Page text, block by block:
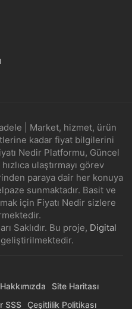
| Market, hizmet, ürün
kadar fiyat bilgilerini
Nedir Platformu, Güncel
ulaştırmayı görev
paraya dair her konuya
sunmaktadır. Basit ve
için Fiyatı Nedir sizlere
Saklıdır. Bu proje, Digital
Hakkımızda
Site Haritası
SSS Çeşitlilik Politikası